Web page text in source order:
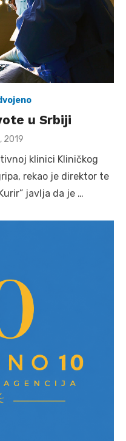
u Srbiji
2019
klinici Kliničkog
rekao je direktor te
javlja da je …